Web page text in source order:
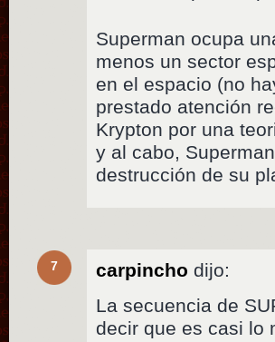
Superman ocupa
menos un sector
en el espacio (no
prestado atención
Krypton por una
y al cabo,
destrucción de su
7 carpincho dijo:
La secuencia de
decir que es casi lo